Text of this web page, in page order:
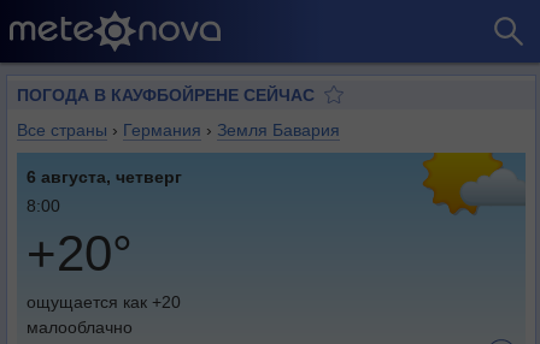
ПОГОДА В КАУФБОЙРЕНЕ СЕЙЧАС
Все страны › Германия › Земля Бавария
6 августа, четверг
8:00
+20°
ощущается как +20
малооблачно